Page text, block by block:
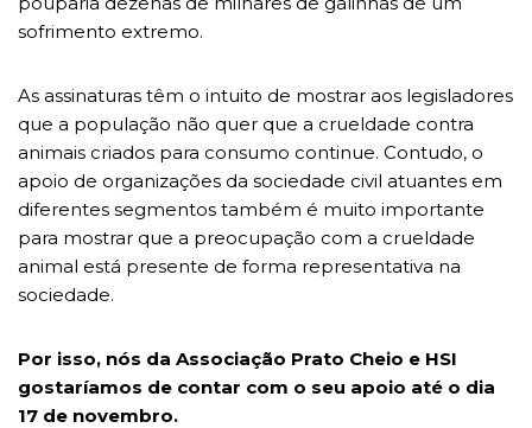
sofrimento extremo.
As assinaturas têm o intuito de mostrar aos legisladores
que a população não quer que a crueldade contra
animais criados para consumo continue. Contudo, o
apoio de organizações da sociedade civil atuantes em
diferentes segmentos também é muito importante
para mostrar que a preocupação com a crueldade
animal está presente de forma representativa na
sociedade.
Por isso, nós da Associação Prato Cheio e HSI
gostaríamos de contar com o seu apoio até o dia
17 de novembro.